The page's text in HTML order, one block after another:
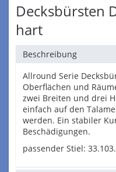
Decksbürsten
hart
Beschreibung
Allround Serie
Oberflächen und
zwei Breiten und drei
einfach auf den
werden. Ein stabiler
Beschädigungen.
passender Stiel: